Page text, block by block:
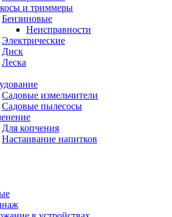
и триммеры
Бензиновые
Неисправности
Электрические
Диск
Леска
Садовые измельчители
Садовые пылесосы
Для копчения
Настаивание напитков